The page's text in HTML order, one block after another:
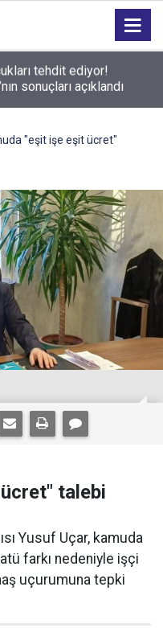
sonuçları açıklandı
"eşit işe eşit ücret"
talebi
Yusuf Uçar, kamuda
farkı nedeniyle işçi
uçurumuna tepki